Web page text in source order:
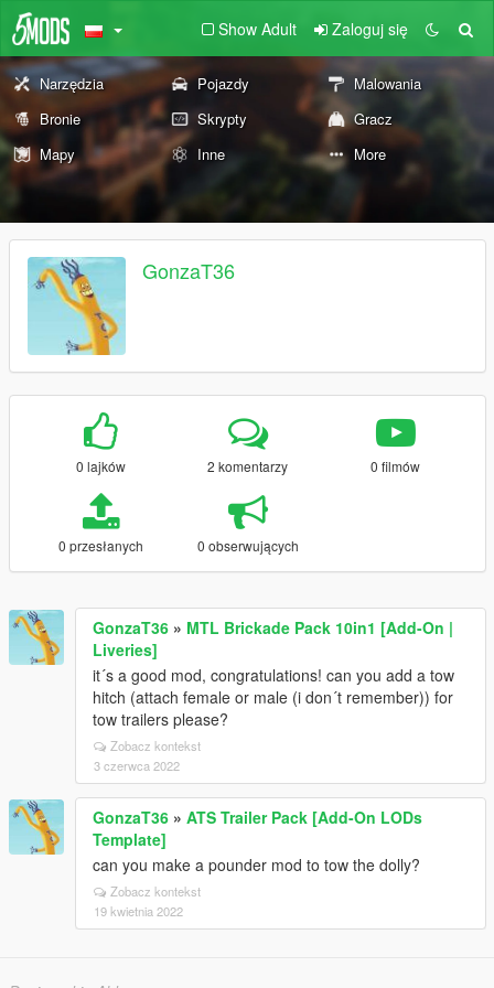
Show Adult Zaloguj się
Narzędzia Pojazdy
Malowania
Bronie
Skrypty
Gracz
Mapy
Inne More
GonzaT36
0 lajków 2 komentarzy 0 filmów
0 przesłanych 0 obserwujących
GonzaT36 » MTL Brickade Pack 10in1 [Add-On |
Liveries]
it´s a good mod, congratulations! can you add a tow
hitch (attach female or male (i don´t remember)) for
tow trailers please?
Zobacz kontekst
3 czerwca 2022
GonzaT36 » ATS Trailer Pack [Add-On LODs
Template]
can you make a pounder mod to tow the dolly?
Zobacz kontekst
19 kwietnia 2022